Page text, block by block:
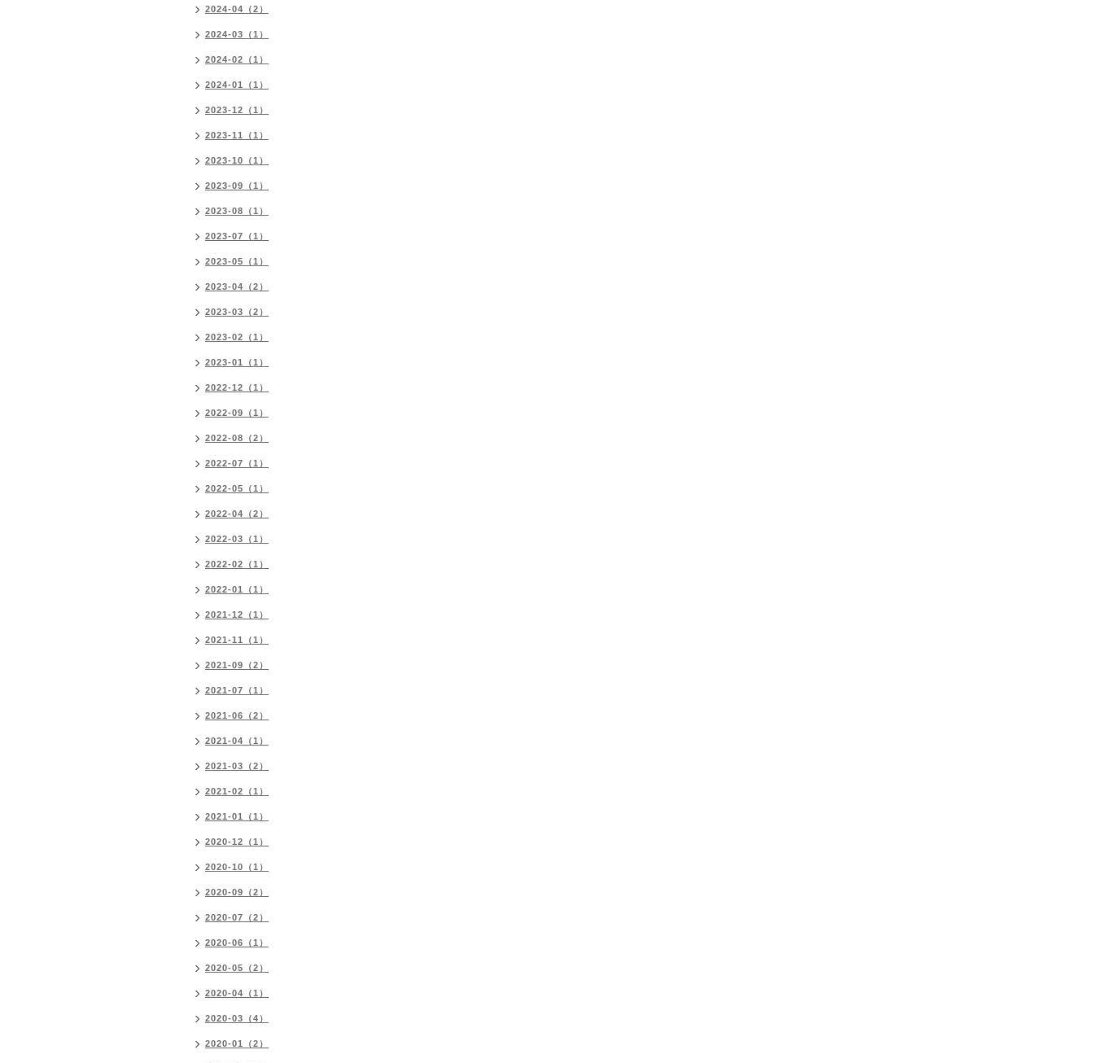
2024-04（2）
2024-03（1）
2024-02（1）
2024-01（1）
2023-12（1）
2023-11（1）
2023-10（1）
2023-09（1）
2023-08（1）
2023-07（1）
2023-05（1）
2023-04（2）
2023-03（2）
2023-02（1）
2023-01（1）
2022-12（1）
2022-09（1）
2022-08（2）
2022-07（1）
2022-05（1）
2022-04（2）
2022-03（1）
2022-02（1）
2022-01（1）
2021-12（1）
2021-11（1）
2021-09（2）
2021-07（1）
2021-06（2）
2021-04（1）
2021-03（2）
2021-02（1）
2021-01（1）
2020-12（1）
2020-10（1）
2020-09（2）
2020-07（2）
2020-06（1）
2020-05（2）
2020-04（1）
2020-03（4）
2020-01（2）